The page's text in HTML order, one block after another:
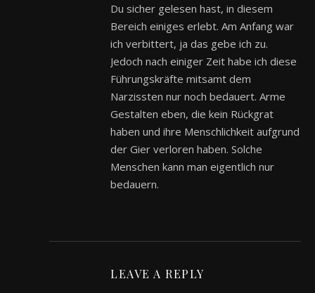
Du sicher gelesen hast, in diesem
Bereich einiges erlebt. Am Anfang war
ich verbittert, ja das gebe ich zu.
Jedoch nach einiger Zeit habe ich diese
Führungskräfte mitsamt dem
Narzissten nur noch bedauert. Arme
Gestalten eben, die kein Rückgrat
haben und ihre Menschlichkeit aufgrund
der Gier verloren haben. Solche
Menschen kann man eigentlich nur
bedauern.
LEAVE A REPLY